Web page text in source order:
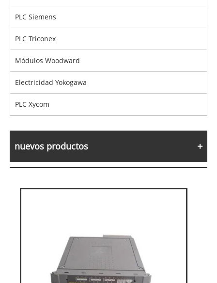
PLC Siemens
PLC Triconex
Módulos Woodward
Electricidad Yokogawa
PLC Xycom
nuevos productos